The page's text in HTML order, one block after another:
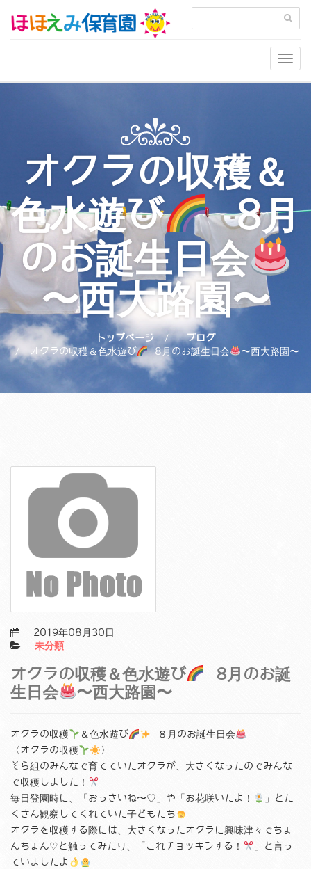
オクラの収穫＆
色水遊び
8月
のお誕生日会
〜西大路園〜
トップページ
ブログ
オクラの収穫＆色水遊び
8月のお誕生日会 〜西大路園〜
2019年08月30日
未分類
オクラの収穫＆色水遊び
8月のお誕
生日会
〜西大路園〜
オクラの収穫 ＆色水遊び
８月のお誕生日会
〈オクラの収穫
〉
そら組のみんなで育てていたオクラが、大きくなったのでみんな
で収穫しました！
毎日登園時に、「おっきいね〜♡」や「お花咲いたよ！
」とた
くさん観察してくれていた子どもたち
オクラを収穫する際には、大きくなったオクラに興味津々でちょ
んちょん♡と触ってみたり、「これチョッキンする！
」と言っ
ていましたよ